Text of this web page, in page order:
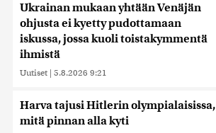
Ukrainan mukaan yhtään Venäjän
ohjusta ei kyetty pudottamaan
iskussa, jossa kuoli toistakymmentä
ihmistä
Uutiset | 5.8.2026 9:21
Harva tajusi Hitlerin olympialaisissa,
mitä pinnan alla kyti